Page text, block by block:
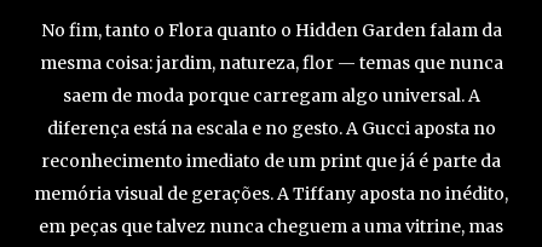
No fim, tanto o Flora quanto o Hidden Garden falam da
mesma coisa: jardim, natureza, flor — temas que nunca
saem de moda porque carregam algo universal. A
diferença está na escala e no gesto. A Gucci aposta no
reconhecimento imediato de um print que já é parte da
memória visual de gerações. A Tiffany aposta no inédito,
em peças que talvez nunca cheguem a uma vitrine, mas